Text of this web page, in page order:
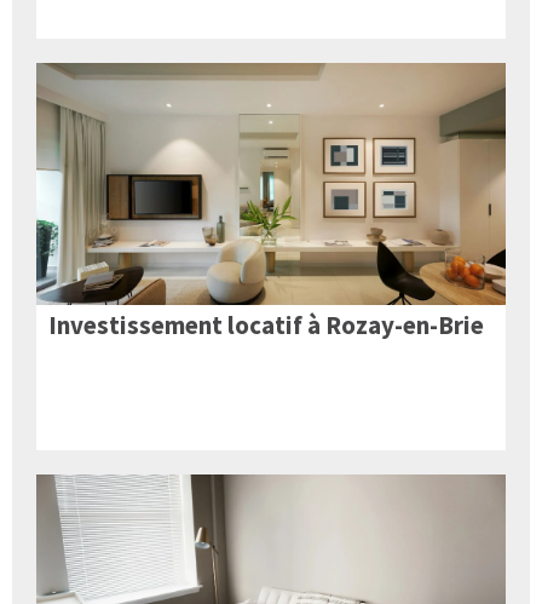
Investissement locatif à Rozay-en-Brie